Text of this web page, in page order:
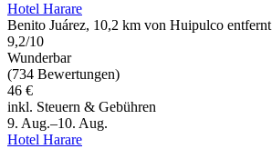
Hotel Harare
Benito Juárez, 10,2 km von Huipulco entfernt
9,2/10
Wunderbar
(734 Bewertungen)
46 €
inkl. Steuern & Gebühren
9. Aug.–10. Aug.
Hotel Harare